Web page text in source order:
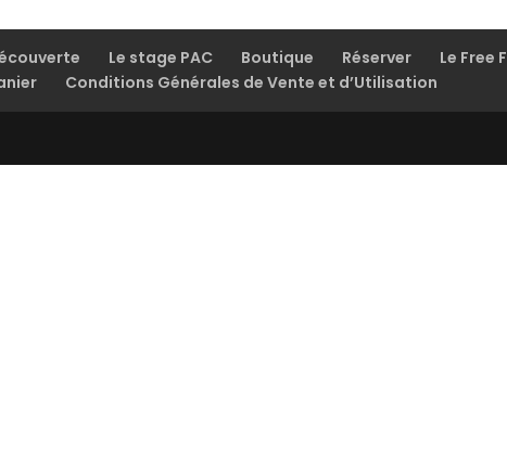
Le stage PAC Boutique Réserver Le Free
Conditions Générales de Vente et d’Utilisation